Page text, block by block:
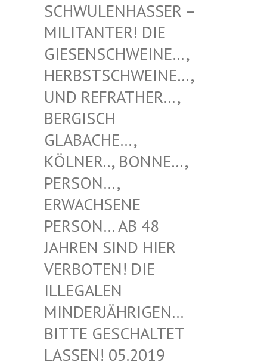
NHASSER – MILITAN
TER! DIE GIESENS
CHWEINE…, HERBSTS
CHWEINE…, UND REF
RATHER…, BERGISC
H GLABACH
E…, KÖLNER.
., BONNE…, PERSON…
, ERWACHS
ENE PERSON…
AB 48 JAHREN
SIND HIER VERBOTE
N! DIE ILLEGAL
EN MINDERJ
ÄHRIGEN… BITTE G
ESCHALTET LASSEN!
05.2019